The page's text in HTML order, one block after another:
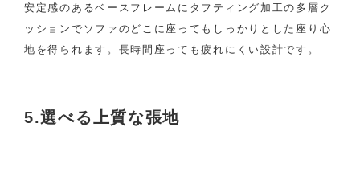
安定感のあるベースフレームにタフティング加工の多層ク
ッションでソファのどこに座ってもしっかりとした座り心
地を得られます。長時間座っても疲れにくい設計です。
5.選べる上質な張地